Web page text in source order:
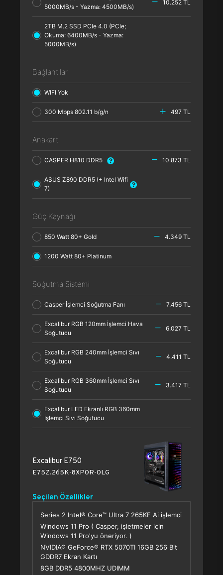
5000MB/s - Yazma: 4500MB/s)
10.252 TL
2TB M.2 SSD PCle 4.0 (PCle;
Okuma: 6400MB/s - Yazma:
5000MB/s)
Bağlantılar
WIFI Yok
300 Mbps 802.11 b/g/n 497 TL
Anakart
CASPER H810 DDR5 10.873 TL
ASUS Z890 DDR5 (+ Intel Wifi
7)
Güç Kaynağı
850 Watt 80+ Gold 4.349 TL
1200 Watt 80+ Platinum
Soğutma Sistemi
Casper İşlemci Soğutma Fanı 7.456 TL
Excalibur RGB 120mm İşlemci Hava
Soğutucu
6.027 TL
Excalibur RGB 240mm İşlemci Sıvı
Soğutucu
4.411 TL
Excalibur RGB 360mm İşlemci Sıvı
Soğutucu
3.417 TL
Excalibur LED Ekranlı RGB 360mm
İşlemci Sıvı Soğutucu
Excalibur E750
E75Z.265K-8XP0R-0LG
Seçilen Özellikler
Series 2 Intel® Core™ Ultra 7 265KF Ai işlemci
Windows 11 Pro ( Casper, işletmeler için
Windows 11 Pro'yu öneriyor. )
NVIDIA® GeForce® RTX 5070TI 16GB 256 Bit
GDDR7 Ekran Kartı
8GB DDR5 4800MHZ UDIMM